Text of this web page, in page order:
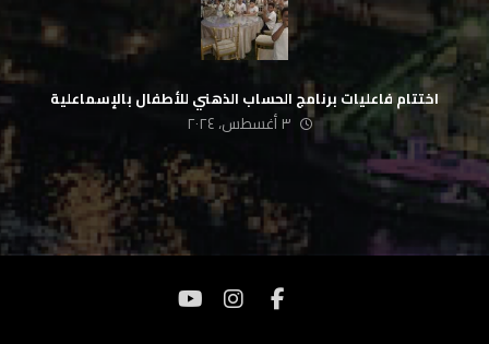
اختتام فاعليات برنامج الحساب الذهني للأطفال بالإسماعلية
٣ أغسطس، ٢٠٢٤